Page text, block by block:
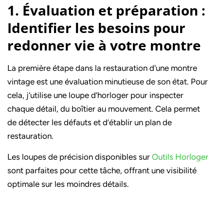
1. Évaluation et préparation :
Identifier les besoins pour
redonner vie à votre montre
La première étape dans la restauration d'une montre
vintage est une évaluation minutieuse de son état. Pour
cela, j’utilise une loupe d’horloger pour inspecter
chaque détail, du boîtier au mouvement. Cela permet
de détecter les défauts et d’établir un plan de
restauration.
Les loupes de précision disponibles sur Outils Horloger
sont parfaites pour cette tâche, offrant une visibilité
optimale sur les moindres détails.